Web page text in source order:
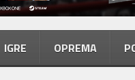
IGRE OPREMA